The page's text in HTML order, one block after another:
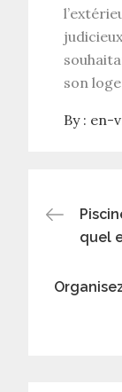
son
By : en-
de
quel